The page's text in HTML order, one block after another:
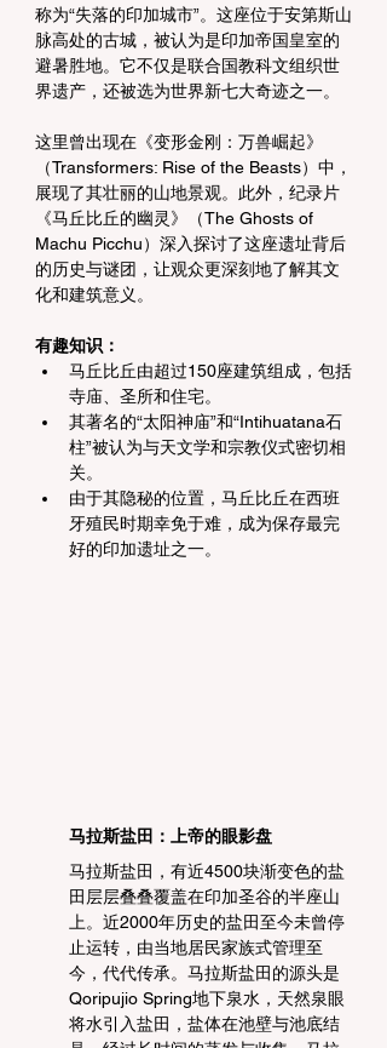
称为“失落的印加城市”。这座位于安第斯山
脉高处的古城，被认为是印加帝国皇室的
避暑胜地。它不仅是联合国教科文组织世
界遗产，还被选为世界新七大奇迹之一。
这里曾出现在《变形金刚：万兽崛起》
（Transformers: Rise of the Beasts）中，
展现了其壮丽的山地景观。此外，纪录片
《马丘比丘的幽灵》（The Ghosts of
Machu Picchu）深入探讨了这座遗址背后
的历史与谜团，让观众更深刻地了解其文
化和建筑意义。
有趣知识：
马丘比丘由超过150座建筑组成，包括
寺庙、圣所和住宅。
其著名的“太阳神庙”和“Intihuatana石
柱”被认为与天文学和宗教仪式密切相
关。
由于其隐秘的位置，马丘比丘在西班
牙殖民时期幸免于难，成为保存最完
好的印加遗址之一。
马拉斯盐田：上帝的眼影盘
马拉斯盐田，有近4500块渐变色的盐
田层层叠叠覆盖在印加圣谷的半座山
上。近2000年历史的盐田至今未曾停
止运转，由当地居民家族式管理至
今，代代传承。马拉斯盐田的源头是
Qoripujio Spring地下泉水，天然泉眼
将水引入盐田，盐体在池壁与池底结